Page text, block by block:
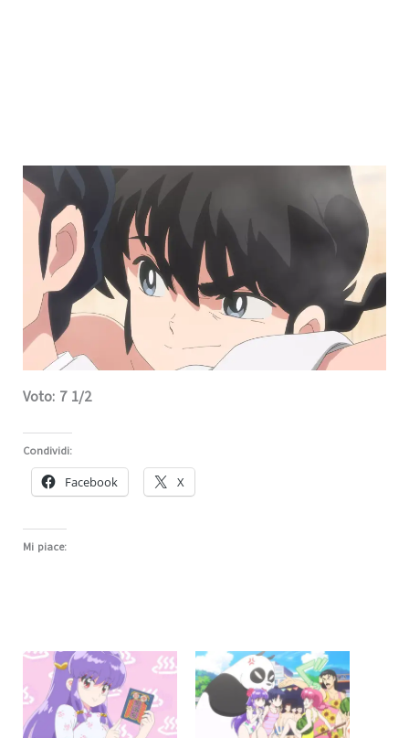
Voto: 7 1/2
Condividi:
Facebook X
Mi piace: